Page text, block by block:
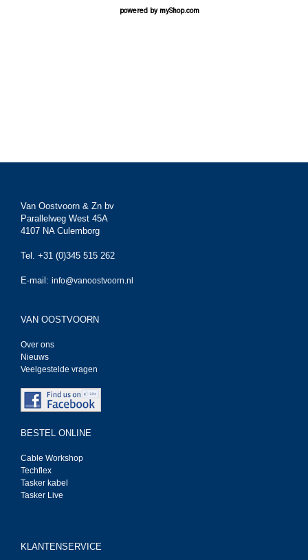
powered by myShop.com
Van Oostvoorn & Zn bv
Parallelweg West 45A
4107 NA Culemborg
Tel. +31 (0)345 515 262
E-mail: info@vanoostvoorn.nl
VAN OOSTVOORN
Over ons
Nieuws
Veelgestelde vragen
BESTEL ONLINE
Cable Workshop
Techflex
Tasker kabel
Tasker Live
KLANTENSERVICE